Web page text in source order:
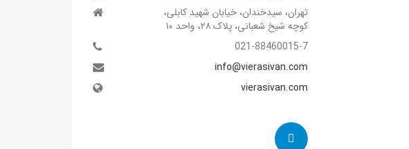
تهران، سیدخندان، خیابان شهید کابلی،
کوچه شیخ شعبانی، پلاک ۲۸، واحد ۱۰
021-88460015-7
info@vierasivan.com
vierasivan.com